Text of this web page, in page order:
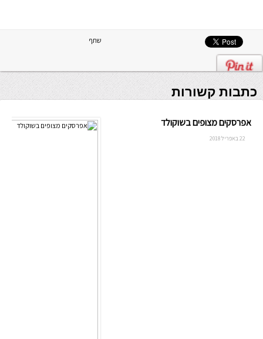
שתף
כתבות קשורות
אפרסקים מצופים בשוקולד
22 באפריל 2018